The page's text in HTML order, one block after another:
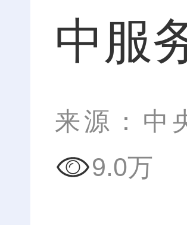
中服
来源：中
9.0万